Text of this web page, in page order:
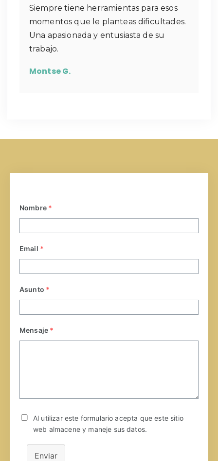
Siempre tiene herramientas para esos
momentos que le planteas dificultades.
Una apasionada y entusiasta de su
trabajo.
Montse G.
Nombre *
Email *
Asunto *
Mensaje *
Al utilizar este formulario acepta que este sitio
web almacene y maneje sus datos.
Enviar